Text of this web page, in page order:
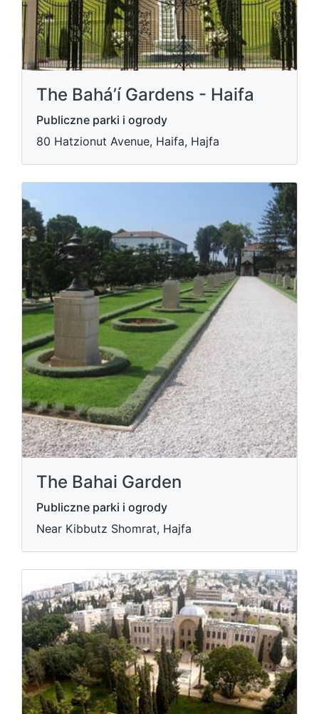
The Bahá’í Gardens - Haifa
Publiczne parki i ogrody
80 Hatzionut Avenue, Haifa, Hajfa
The Bahai Garden
Publiczne parki i ogrody
Near Kibbutz Shomrat, Hajfa